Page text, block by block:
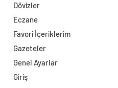
Dövizler
Eczane
Favori İçeriklerim
Gazeteler
Genel Ayarlar
Giriş